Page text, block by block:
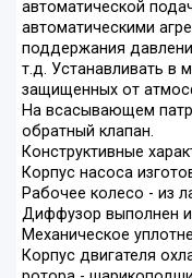
автоматической
автоматическими
поддержания
т.д. Устанавливать в
защищенных от
На всасывающем
обратный клапан.
Конструктивные
Корпус насоса
Рабочее колесо - из
Диффузор выполнен
Механическое
Корпус двигателя